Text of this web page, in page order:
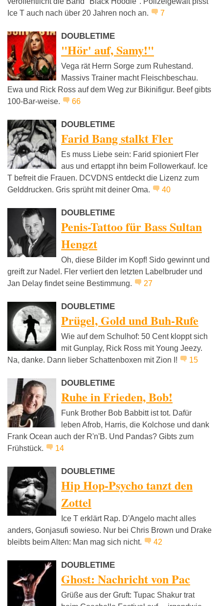
Ice T auch nach über 20 Jahren noch an.
7
DOUBLETIME
"Hör' auf, Samy!"
Vega rät Herrn Sorge zum Ruhestand.
Massivs Trainer macht Fleischbeschau.
Ewa und Rick Ross auf dem Weg zur Bikinifigur. Beef gibts
100-Bar-weise.
66
DOUBLETIME
Farid Bang stalkt Fler
Es muss Liebe sein: Farid spioniert Fler
aus und ertappt ihn beim Followerkauf. Ice
T befreit die Frauen. DCVDNS entdeckt die Lizenz zum
Gelddrucken. Gris sprüht mit deiner Oma.
40
DOUBLETIME
Penis-Tattoo für Bass Sultan
Hengzt
Oh, diese Bilder im Kopf! Sido gewinnt und
greift zur Nadel. Fler verliert den letzten Labelbruder und
Jan Delay findet seine Bestimmung.
27
DOUBLETIME
Prügel, Gold und Buh-Rufe
Wie auf dem Schulhof: 50 Cent kloppt sich
mit Gunplay, Rick Ross mit Young Jeezy.
Na, danke. Dann lieber Schattenboxen mit Zion I!
15
DOUBLETIME
Ruhe in Frieden, Bob!
Funk Brother Bob Babbitt ist tot. Dafür
leben Afrob, Harris, die Kolchose und dank
Frank Ocean auch der R'n'B. Und Pandas? Gibts zum
Frühstück.
14
DOUBLETIME
Hip Hop-Psycho tanzt den
Zottel
Ice T erklärt Rap. D'Angelo macht alles
anders, Gonjasufi sowieso. Nur bei Chris Brown und Drake
bleibts beim Alten: Man mag sich nicht.
42
DOUBLETIME
Ghost: Nachricht von Pac
Grüße aus der Gruft: Tupac Shakur trat